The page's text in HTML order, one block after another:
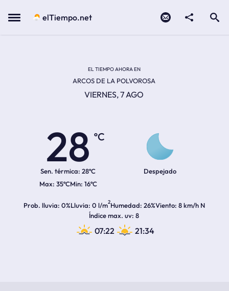
Menu elTiempo.net
EL TIEMPO AHORA EN
ARCOS DE LA POLVOROSA
VIERNES, 7 AGO
28
ºC
Sen. térmica: 28ºC
35ºC 16ºC
Despejado
Prob. lluvia 0%Lluvia 0 l/m2Humedad 26%Viento 8 km/h N
Índice max. uv 8
07:22 21:34